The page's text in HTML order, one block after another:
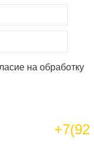
на обработку
+7(92